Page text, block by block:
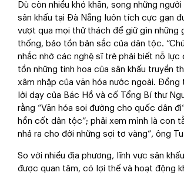
Dù còn nhiều khó khăn, song những
sân khấu tại Đà Nẵng luôn tích cực gạn
vượt qua mọi thử thách để giữ gìn những
thống, bảo tồn bản sắc của dân tộc.
nhắc nhở các nghệ sĩ trẻ phải biết nỗ lực
tồn những tinh hoa của sân khấu truyền
xâm nhập của văn hóa nước ngoài. Đồng
lời dạy của Bác Hồ và cố Tổng Bí thư
rằng “Văn hóa soi đường cho quốc dân
hồn cốt dân tộc”; phải xem mình là con
nhả ra cho đời những sợi tơ vàng”, ông
So với nhiều địa phương, lĩnh vực sân
được quan tâm, có lợi thế và hoạt động